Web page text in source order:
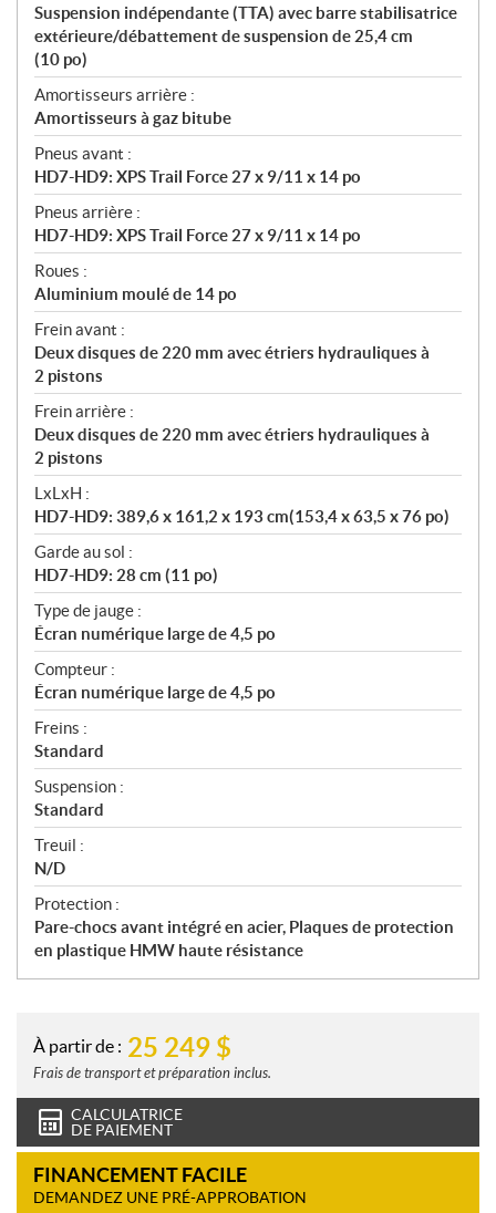
Suspension indépendante (TTA) avec barre stabilisatrice
extérieure/débattement de suspension de 25,4 cm
(10 po)
Amortisseurs arrière :
Amortisseurs à gaz bitube
Pneus avant :
HD7-HD9: XPS Trail Force 27 x 9/11 x 14 po
Pneus arrière :
HD7-HD9: XPS Trail Force 27 x 9/11 x 14 po
Roues :
Aluminium moulé de 14 po
Frein avant :
Deux disques de 220 mm avec étriers hydrauliques à
2 pistons
Frein arrière :
Deux disques de 220 mm avec étriers hydrauliques à
2 pistons
LxLxH :
HD7-HD9: 389,6 x 161,2 x 193 cm(153,4 x 63,5 x 76 po)
Garde au sol :
HD7-HD9: 28 cm (11 po)
Type de jauge :
Écran numérique large de 4,5 po
Compteur :
Écran numérique large de 4,5 po
Freins :
Standard
Suspension :
Standard
Treuil :
N/D
Protection :
Pare-chocs avant intégré en acier, Plaques de protection
en plastique HMW haute résistance
À partir de : 25 249 $
Frais de transport et préparation inclus.
CALCULATRICE
DE PAIEMENT
FINANCEMENT FACILE
DEMANDEZ UNE PRÉ-APPROBATION